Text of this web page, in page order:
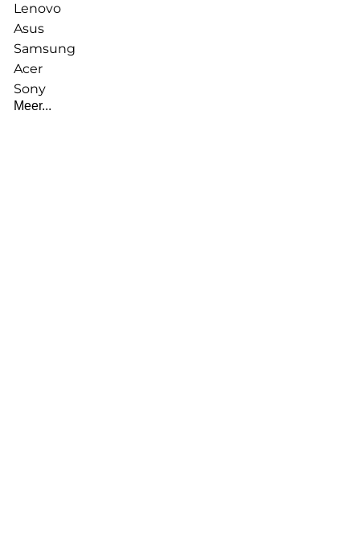
Lenovo
Asus
Samsung
Acer
Sony
Meer...